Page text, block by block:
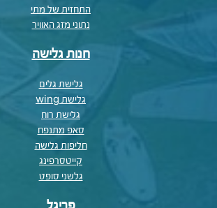
התחזית של מתי
נתוני מזג האוויר
חנות גלישה
גלישת גלים
גלישת wing
גלישת רוח
סאפ מתנפח
חליפות גלישה
קייטסרפינג
גלשני סופט